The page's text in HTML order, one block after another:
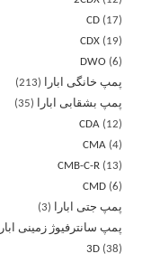
CD
17
CDX
19
DWO
6
پمپ خانگی ابارا
213
پمپ بشقابی ابارا
35
CDA
12
CMA 4
CMB-C-R
13
CMD 6
پمپ جتی ابارا
3
پمپ سانترفیوژ زمینی ابارا
3D 38